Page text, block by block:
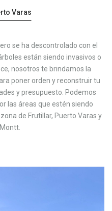
Varas
se ha descontrolado con el
están siendo invasivos o
nosotros te brindamos la
poner orden y reconstruir tu
y presupuesto. Podemos
las áreas que estén siendo
de Frutillar, Puerto Varas y